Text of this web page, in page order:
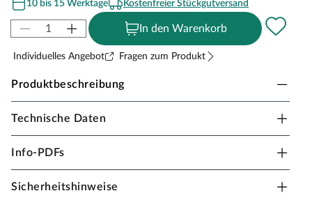
10 bis 15 Werktage
Kostenfreier Stückgutversand
In den Warenkorb
Individuelles Angebot Fragen zum Produkt
Produktbeschreibung
KARIBU Salzkristall Vital Sole Therme
Wohltuende & gesunde Meeresluft
Die Salzhaltige Luft in der Salzkristall Vital Sole wird durch
Technische Daten
Info-PDFs
Sicherheitshinweise